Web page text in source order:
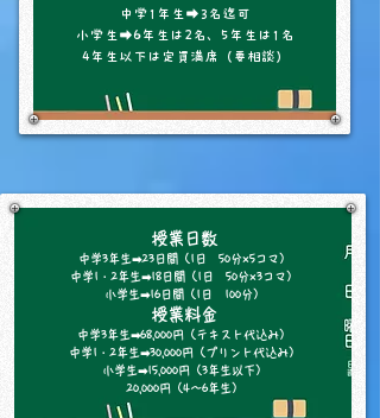
中学1年生➡3名迄可
小学生➡6年生は2名、5年生は1名
4年生以下は定員満席（要相談）
授業日数
中学3年生➡23日間（1日 50分×5コマ）
中学1・2年生➡18日間（1日 50分×3コマ）
小学生➡16日間（1日 100分）
授業料金
中学3年生➡68,000円（テキスト代込み）
中学1・2年生➡30,000円（プリント代込み）
小学生➡15,000円（3年生以下）
​20,000円（4～6年生）